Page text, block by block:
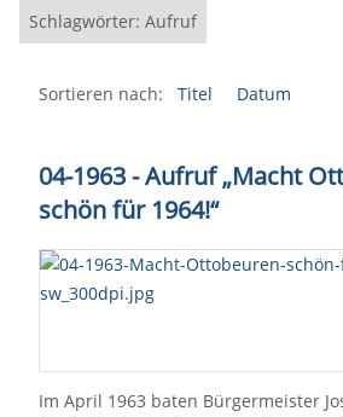
Schlagwörter: Aufruf
Sortieren nach: Titel Datum
04-1963 - Aufruf „Macht
schön für 1964!“
Im April 1963 baten Bürgermeister